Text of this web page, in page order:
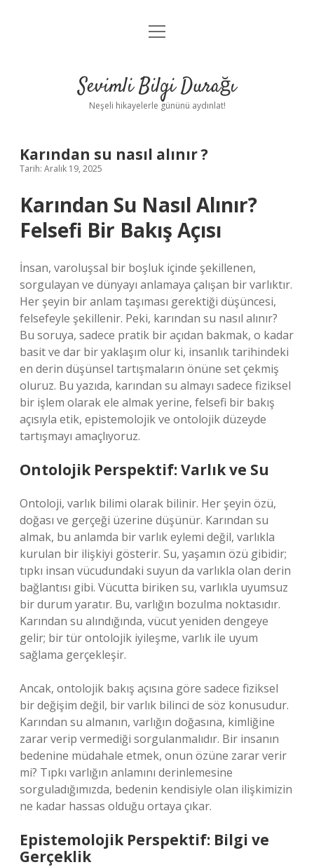
Anasayfa
Yasal Uyarı
menüyü
Sevimli Bilgi Durağı
Neşeli hikayelerle gününü aydınlat!
Karından su nasıl alınır ?
Tarih: Aralık 19, 2025
Karından Su Nasıl Alınır?
Felsefi Bir Bakış Açısı
İnsan, varoluşsal bir boşluk içinde şekillenen,
sorgulayan ve dünyayı anlamaya çalışan bir varlıktır.
Her şeyin bir anlam taşıması gerektiği düşüncesi,
felsefeyle şekillenir. Peki, karından su nasıl alınır?
Bu soruya, sadece pratik bir açıdan bakmak, o kadar
basit ve dar bir yaklaşım olur ki, insanlık tarihindeki
en derin düşünsel tartışmaların önüne set çekmiş
oluruz. Bu yazıda, karından su almayı sadece fiziksel
bir işlem olarak ele almak yerine, felsefi bir bakış
açısıyla etik, epistemolojik ve ontolojik düzeyde
tartışmayı amaçlıyoruz.
Ontolojik Perspektif: Varlık ve Su
Ontoloji, varlık bilimi olarak bilinir. Her şeyin özü,
doğası ve gerçeği üzerine düşünür. Karından su
almak, bu anlamda bir varlık eylemi değil, varlıkla
kurulan bir ilişkiyi gösterir. Su, yaşamın özü gibidir;
tıpkı insan vücudundaki suyun da varlıkla olan derin
bağlantısı gibi. Vücutta biriken su, varlıkla uyumsuz
bir durum yaratır. Bu, varlığın bozulma noktasıdır.
Karından su alındığında, vücut yeniden dengeye
gelir; bir tür ontolojik iyileşme, varlık ile uyum
sağlama gerçekleşir.
Ancak, ontolojik bakış açısına göre sadece fiziksel
bir değişim değil, bir varlık bilinci de söz konusudur.
Karından su almanın, varlığın doğasına, kimliğine
zarar verip vermediği sorgulanmalıdır. Bir insanın
bedenine müdahale etmek, onun özüne zarar verir
mi? Tıpkı varlığın anlamını derinlemesine
sorguladığımızda, bedenin kendisiyle olan ilişkimizin
ne kadar hassas olduğu ortaya çıkar.
Epistemolojik Perspektif: Bilgi ve
Gerçeklik